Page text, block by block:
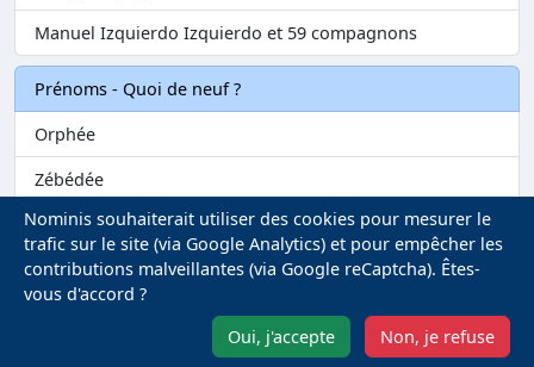
Manuel Izquierdo Izquierdo et 59 compagnons
Prénoms - Quoi de neuf ?
Orphée
Zébédée
Melvil
Matilin
Mentions légales- Gestion des Cookies
Nominis souhaiterait utiliser des cookies pour mesurer le
trafic sur le site (via Google Analytics) et pour empêcher les
contributions malveillantes (via Google reCaptcha). Êtes-
vous d'accord ?
Oui, j'accepte
Non, je refuse